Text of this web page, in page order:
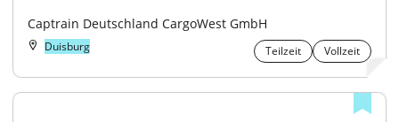
Captrain Deutschland CargoWest GmbH
Duisburg Teilzeit Vollzeit